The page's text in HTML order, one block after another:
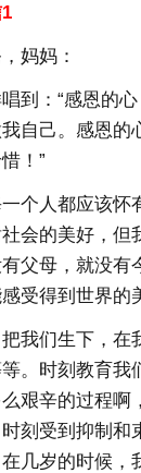
妈妈：
到：“感恩的
自己。感恩的
！”
个人都应该怀
会的美好，但
父母，就没有
受得到世界的
我们生下，在
。时刻教育我
艰辛的过程啊
刻受到抑制和
几岁的时候，